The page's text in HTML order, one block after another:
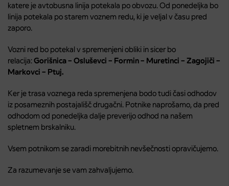
katere je avtobusna linija potekala po obvozu. Od ponedeljka bo
linija potekala po starem voznem redu, ki je veljal v času pred
zaporo.
Vozni red bo potekal v spremenjeni obliki in sicer bo
relacija:Gorišnica – Osluševci – Formin – Muretinci – Zagojiči –
Markovci – Ptuj.
Ker je trasa voznega reda spremenjena bodo tudi časi odhodov
iz posameznih postajališč drugačni. Potnike naprošamo, da pred
odhodom od ponedeljka dalje preverijo odhod na našem
spletnem brskalniku.
Vsem potnikom se zaradi morebitnih nevšečnosti opravičujemo.
Za razumevanje se vam zahvaljujemo.